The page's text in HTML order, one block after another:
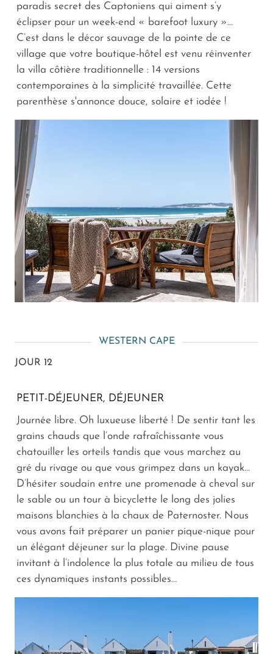
paradis secret des Captoniens qui aiment s’y
éclipser pour un week-end « barefoot luxury »…
C’est dans le décor sauvage de la pointe de ce
village que votre boutique-hôtel est venu réinventer
la villa côtière traditionnelle : 14 versions
contemporaines à la simplicité travaillée. Cette
parenthèse s'annonce douce, solaire et iodée !
WESTERN CAPE
JOUR 12
PETIT-DÉJEUNER, DÉJEUNER
Journée libre. Oh luxueuse liberté ! De sentir tant les
grains chauds que l’onde rafraîchissante vous
chatouiller les orteils tandis que vous marchez au
gré du rivage ou que vous grimpez dans un kayak…
D’hésiter soudain entre une promenade à cheval sur
le sable ou un tour à bicyclette le long des jolies
maisons blanchies à la chaux de Paternoster. Nous
vous avons fait préparer un panier pique-nique pour
un élégant déjeuner sur la plage. Divine pause
invitant à l’indolence la plus totale au milieu de tous
ces dynamiques instants possibles…